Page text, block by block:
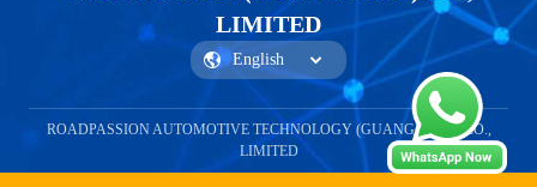
LIMITED
ROADPASSION AUTOMOTIVE TECHNOLOGY (GUANGZHOU) CO.,
LIMITED